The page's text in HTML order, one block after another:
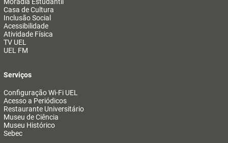
Casa de Cultura
Inclusão Social
Acessibilidade
Atividade Física
TV UEL
UEL FM
Serviços
Configuração Wi-Fi UEL
Acesso a Periódicos
Restaurante Universitário
Museu de Ciência
Museu Histórico
Sebec